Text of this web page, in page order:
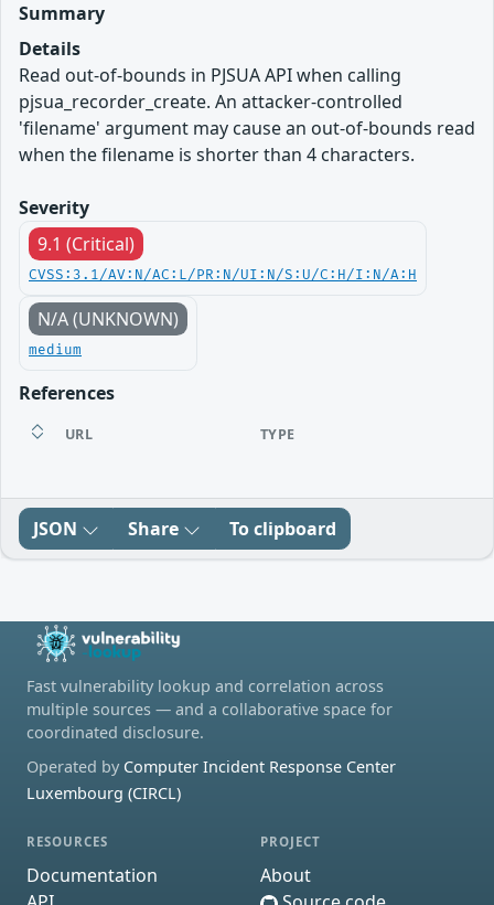
Summary
Details
Read out-of-bounds in PJSUA API when calling
pjsua_recorder_create. An attacker-controlled
'filename' argument may cause an out-of-bounds read
when the filename is shorter than 4 characters.
Severity
9.1 (Critical)
CVSS:3.1/AV:N/AC:L/PR:N/UI:N/S:U/C:H/I:N/A:H
N/A (UNKNOWN)
medium
References
URL TYPE
JSON Share To clipboard
Fast vulnerability lookup and correlation across
multiple sources — and a collaborative space for
coordinated disclosure.
Operated by Computer Incident Response Center
Luxembourg (CIRCL)
RESOURCES
Documentation
PROJECT
About